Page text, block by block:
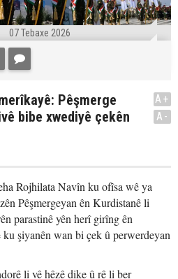
07 Tebaxe 2026
Pêşmerge
bibe xwediyê çekên
A+
A-
Rojhilata Navîn ku ofîsa wê ya
Pêşmergeyan ên Kurdistanê li
parastinê yên herî girîng ên
şiyanên wan bi çek û perwerdeyan
li vê hêzê dike û rê li ber